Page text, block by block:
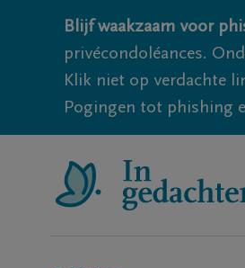
Blijf waakzaam voor
privécondoléances.
Klik niet op verdachte
Pogingen tot phishing